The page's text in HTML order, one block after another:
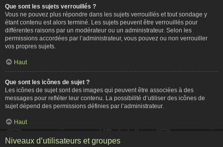
Que sont les sujets verrouillés ?
Vous ne pouvez plus répondre dans les sujets verrouillés et tout sondage y
étant contenu est alors terminé. Les sujets peuvent être verrouillés pour
différentes raisons par un modérateur ou un administrateur. Selon les
permissions accordées par l’administrateur, vous pouvez ou non verrouiller
vos propres sujets.
Haut
Que sont les icônes de sujet ?
Les icônes de sujet sont des images qui peuvent être associées à des
messages pour refléter leur contenu. La possibilité d’utiliser des icônes de
sujet dépend des permissions définies par l’administrateur.
Haut
Niveaux d’utilisateurs et groupes